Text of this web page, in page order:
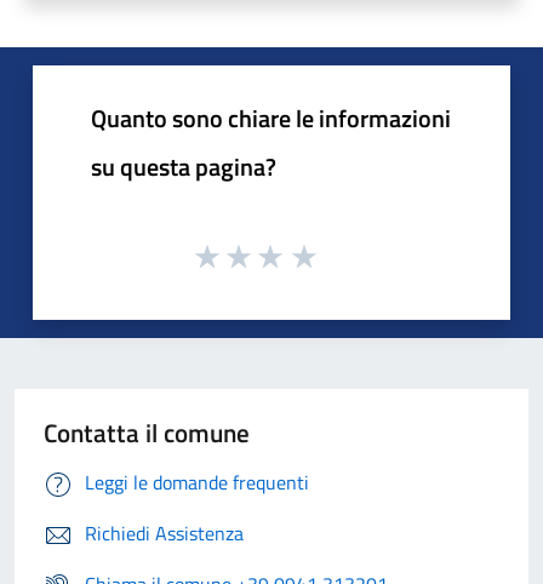
Quanto sono chiare le informazioni
su questa pagina?
Contatta il comune
Leggi le domande frequenti
Richiedi Assistenza